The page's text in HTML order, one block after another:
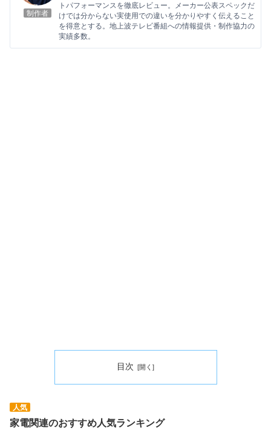
制作者
トパフォーマンスを徹底レビュー。メーカー公表スペックだ
けでは分からない実使用での違いを分かりやすく伝えること
を得意とする。地上波テレビ番組への情報提供・制作協力の
実績多数。
目次
人気
家電関連のおすすめ人気ランキング